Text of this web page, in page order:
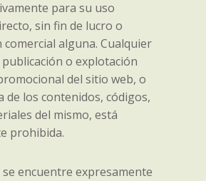
para su uso
sin fin de lucro o
comercial alguna. Cualquier
o explotación
del sitio web, o
de los contenidos, códigos,
del mismo, está
prohibida.
encuentre expresamente